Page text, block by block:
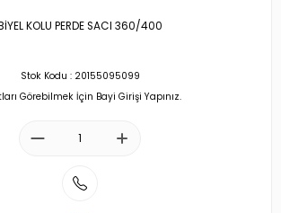
KOLU PERDE SACI 360/400
Stok Kodu : 20155095099
Görebilmek İçin Bayi Girişi Yapınız.